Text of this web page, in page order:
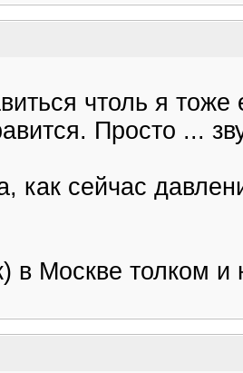
чтоль я
Просто ...
как сейчас
в Москве толком и